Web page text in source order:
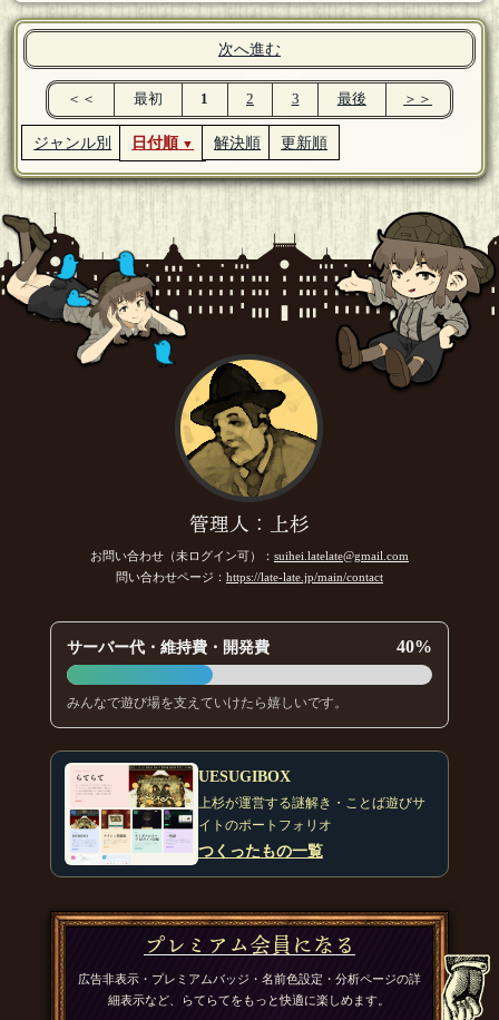
次へ進む
＜＜ 最初 1 2 3 最後 ＞＞
ジャンル別 日付順 解決順 更新順
管理人：上杉
お問い合わせ（未ログイン可）： suihei.latelate@gmail.com
問い合わせページ： https://late-late.jp/main/contact
サーバー代・維持費・開発費 40%
みんなで遊び場を支えていけたら嬉しいです。
UESUGIBOX
上杉が運営する謎解き・ことば遊びサ
イトのポートフォリオ
つくったもの一覧
プレミアム会員になる
広告非表示・プレミアムバッジ・名前色設定・分析ページの詳
細表示など、らてらてをもっと快適に楽しめます。